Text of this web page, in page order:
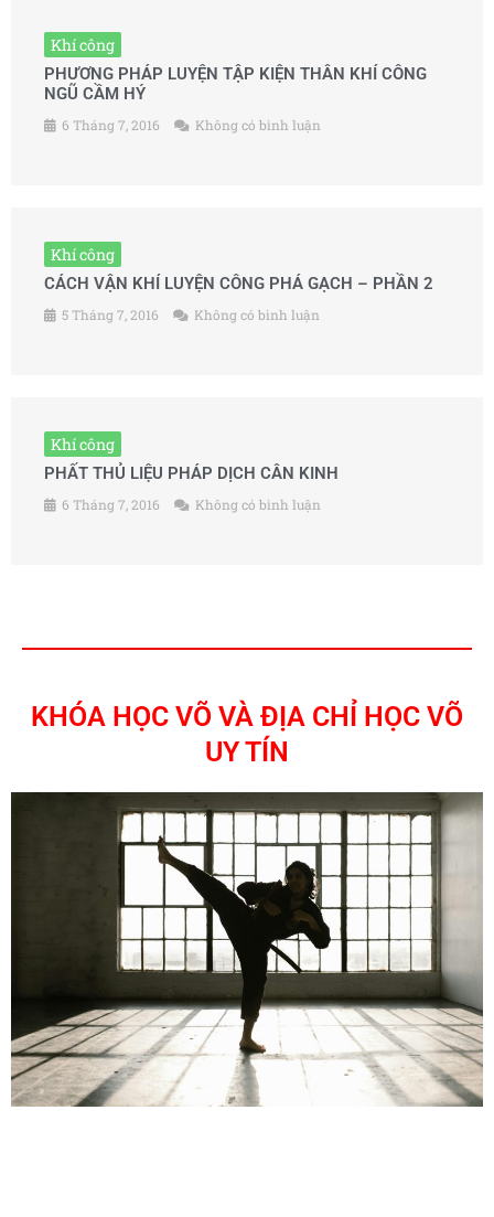
Khí công
PHƯƠNG PHÁP LUYỆN TẬP KIỆN THÂN KHÍ CÔNG
NGŨ CẦM HÝ
6 Tháng 7, 2016 Không có bình luận
Khí công
CÁCH VẬN KHÍ LUYỆN CÔNG PHÁ GẠCH – PHẦN 2
5 Tháng 7, 2016 Không có bình luận
Khí công
PHẤT THỦ LIỆU PHÁP DỊCH CÂN KINH
6 Tháng 7, 2016 Không có bình luận
KHÓA HỌC VÕ VÀ ĐỊA CHỈ HỌC VÕ
UY TÍN